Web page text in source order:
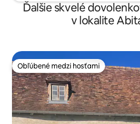
Ďalšie skvelé
v lokalite
Obľúbené medzi hosťami
Obľúbené medzi hosťami